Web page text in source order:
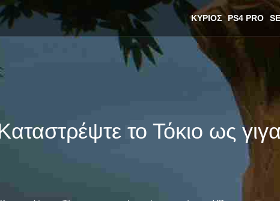
ΚΎΡΙΟΣ PS4 PRO
το Τόκιο ως